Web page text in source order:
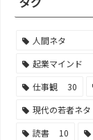
人間ネタ
起業マインド
仕事観
30
現代の若者ネタ
読書
10